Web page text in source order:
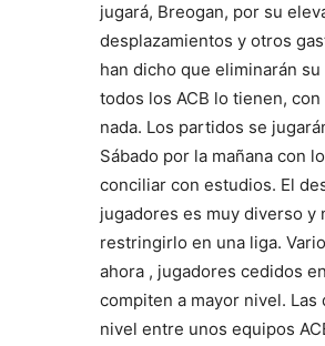
jugará, Breogan, por su
desplazamientos y otros
han dicho que eliminarán
todos los ACB lo tienen,
nada. Los partidos se
Sábado por la mañana con
conciliar con estudios. El
jugadores es muy diverso y
restringirlo en una liga.
ahora , jugadores cedidos
compiten a mayor nivel. Las
nivel entre unos equipos